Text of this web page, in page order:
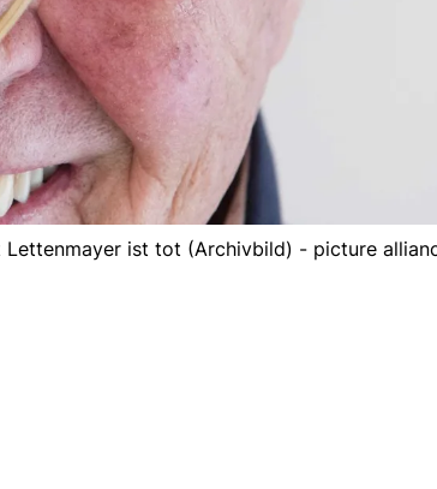
Lettenmayer ist tot (Archivbild) - picture